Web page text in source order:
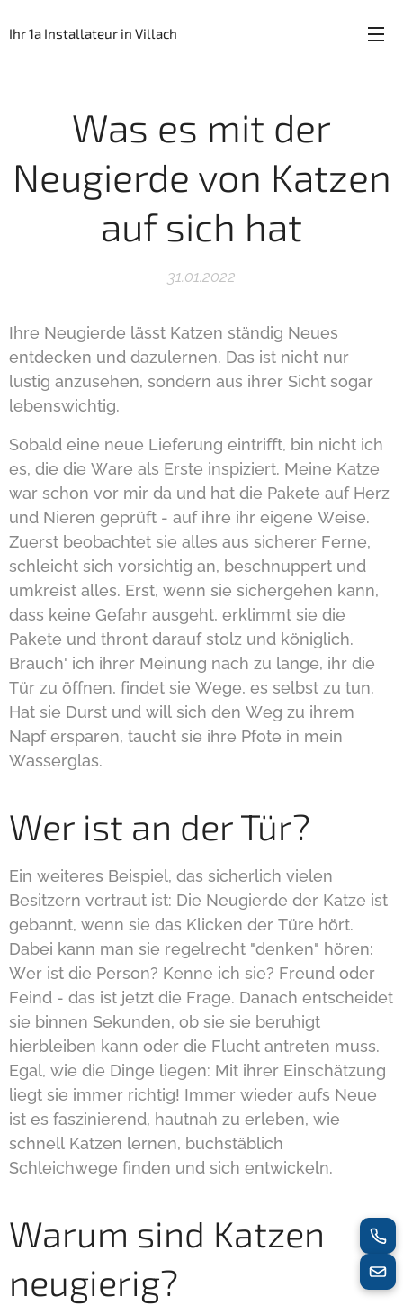
Ihr 1a Installateur in Villach
Was es mit der
Neugierde von Katzen
auf sich hat
31.01.2022
Ihre Neugierde lässt Katzen ständig Neues
entdecken und dazulernen. Das ist nicht nur
lustig anzusehen, sondern aus ihrer Sicht sogar
lebenswichtig.
Sobald eine neue Lieferung eintrifft, bin nicht ich
es, die die Ware als Erste inspiziert. Meine Katze
war schon vor mir da und hat die Pakete auf Herz
und Nieren geprüft - auf ihre ihr eigene Weise.
Zuerst beobachtet sie alles aus sicherer Ferne,
schleicht sich vorsichtig an, beschnuppert und
umkreist alles. Erst, wenn sie sichergehen kann,
dass keine Gefahr ausgeht, erklimmt sie die
Pakete und thront darauf stolz und königlich.
Brauch' ich ihrer Meinung nach zu lange, ihr die
Tür zu öffnen, findet sie Wege, es selbst zu tun.
Hat sie Durst und will sich den Weg zu ihrem
Napf ersparen, taucht sie ihre Pfote in mein
Wasserglas.
Wer ist an der Tür?
Ein weiteres Beispiel, das sicherlich vielen
Besitzern vertraut ist: Die Neugierde der Katze ist
gebannt, wenn sie das Klicken der Türe hört.
Dabei kann man sie regelrecht "denken" hören:
Wer ist die Person? Kenne ich sie? Freund oder
Feind - das ist jetzt die Frage. Danach entscheidet
sie binnen Sekunden, ob sie sie beruhigt
hierbleiben kann oder die Flucht antreten muss.
Egal, wie die Dinge liegen: Mit ihrer Einschätzung
liegt sie immer richtig! Immer wieder aufs Neue
ist es faszinierend, hautnah zu erleben, wie
schnell Katzen lernen, buchstäblich
Schleichwege finden und sich entwickeln.
Warum sind Katzen
neugierig?